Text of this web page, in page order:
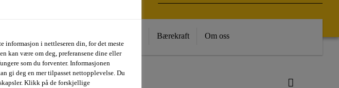
Bærekraft Om oss
for nordisk klima Sikaplan® VG-12
informasjon i nettleseren din, for det meste
kan være om deg, preferansene dine eller
som du forventer. Informasjonen
gi deg en mer tilpasset nettopplevelse. Du
Klikk på de forskjellige